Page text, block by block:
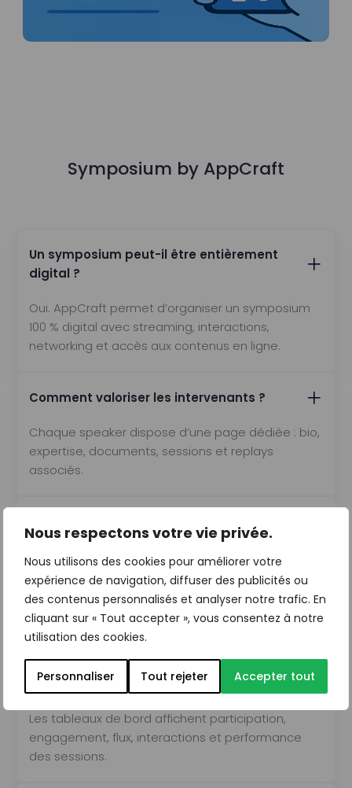
Nous respectons votre vie privée.
Nous utilisons des cookies pour améliorer votre
expérience de navigation, diffuser des publicités ou
des contenus personnalisés et analyser notre trafic. En
cliquant sur « Tout accepter », vous consentez à notre
utilisation des cookies.
Personnaliser Tout rejeter Accepter tout
Symposium by AppCraft
Un symposium peut-il être entièrement
digital ?
Oui. AppCraft permet d’organiser un symposium
100 % digital avec streaming, interactions,
networking et accès aux contenus en ligne.
Comment valoriser les intervenants ?
Chaque speaker dispose d’une page dédiée : bio,
expertise, documents, sessions et replays
associés.
direct ?
Oui : Q&A, votes, sondages, chat, réactions…
toutes les fonctionnalités nécessaires aux
échanges experts.
Comment suivre l’impact de mon
symposium ?
Les tableaux de bord affichent participation,
engagement, flux, interactions et performance
des sessions.